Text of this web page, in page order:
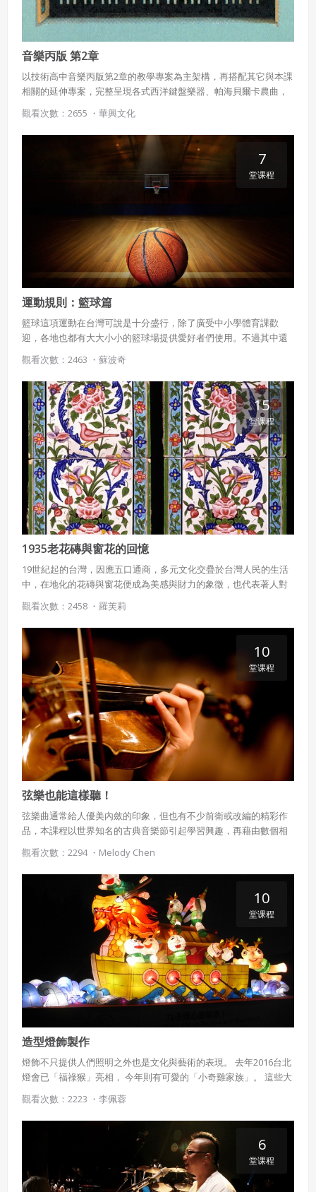
音樂丙版 第2章
以技術高中音樂丙版第2章的教學專案為主架構，再搭配其它與本課
相關的延伸專案，完整呈現各式西洋鍵盤樂器、帕海貝爾卡農曲，
以及桂多手譜視唱法、音名與唱名等豐富內容。
觀看次數：2655 ・ 華興文化
7
堂课程
運動規則：籃球篇
籃球這項運動在台灣可說是十分盛行，除了廣受中小學體育課歡
迎，各地也都有大大小小的籃球場提供愛好者們使用。不過其中還
有許多細微的規則和相關知識，待我們一起來瞧瞧。
觀看次數：2463 ・ 蘇波奇
15
堂课程
1935老花磚與窗花的回憶
19世紀起的台灣，因應五口通商，多元文化交疊於台灣人民的生活
中，在地化的花磚與窗花便成為美感與財力的象徵，也代表著人對
於"家＂的追求。本課程藉由觀察設計窗花花磚，讓學生重新體會往
日專屬於台灣的美感與創意。
觀看次數：2458 ・ 羅芙莉
10
堂课程
弦樂也能這樣聽！
弦樂曲通常給人優美內斂的印象，但也有不少前衛或改編的精彩作
品，本課程以世界知名的古典音樂節引起學習興趣，再藉由數個相
關的表演團體和作曲家的創作，聆賞弦樂器與其他樂器的搭配樂
趣，感受弦樂豐富多變的演繹方式。
觀看次數：2294 ・ Melody Chen
10
堂课程
造型燈飾製作
燈飾不只提供人們照明之外也是文化與藝術的表現。 去年2016台北
燈會已「福祿猴」亮相， 今年則有可愛的「小奇雞家族」。 這些大
型花燈到底如何設計、掌握了每一環製作流程，你也可以設計出專
屬的花燈！
觀看次數：2223 ・ 李佩蓉
6
堂课程
如會員違反前項約定致吉寶系統公司遭追訴、請求或求償
者，吉寶系統公司應立即通知會員，必要時本系統得移除爭
支出（包括律師費用）、損害及損失。
六、終止
會員違反本合約或本系統任一規定者，吉寶系統公司得終止
本合約。
本合約終止後，會員不得對吉寶系統公司主張任何費用、補
雙方合意專以臺灣臺北地方法院為第一審管轄法